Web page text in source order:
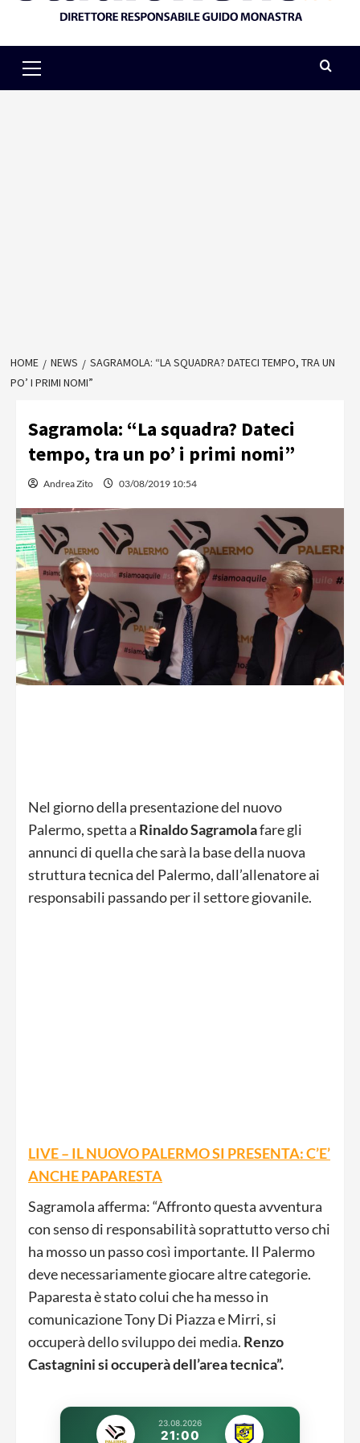
Menu
HOME NEWS
SAGRAMOLA: “LA SQUADRA? DATECI TEMPO, TRA UN
PO’ I PRIMI NOMI”
Sagramola: “La squadra? Dateci
tempo, tra un po’ i primi nomi”
Andrea Zito 03/08/2019 10:54
Nel giorno della presentazione del nuovo
Palermo, spetta a Rinaldo Sagramolafare gli
annunci di quella che sarà la base della nuova
struttura tecnica del Palermo, dall’allenatore ai
responsabili passando per il settore giovanile.
LIVE – IL NUOVO PALERMO SI PRESENTA: C’E’
ANCHE PAPARESTA
Sagramola afferma: “Affronto questa avventura
con senso di responsabilità soprattutto verso chi
ha mosso un passo così importante. Il Palermo
deve necessariamente giocare altre categorie.
Paparesta è stato colui che ha messo in
comunicazione Tony Di Piazza e Mirri, si
occuperà dello sviluppo dei media. Renzo
Castagnini si occuperà dell’area tecnica”.
23.08.2026
21:00